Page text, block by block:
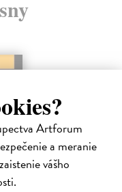
Artforum
a meranie
vášho